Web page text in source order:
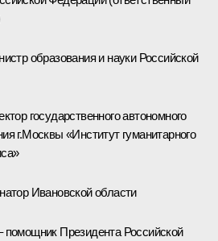
образования и науки Российской
государственного автономного
г.Москвы «Институт гуманитарного
Ивановской области
Президента Российской